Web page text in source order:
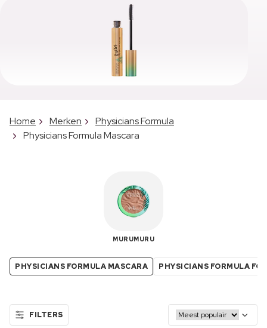
Home Merken
Physicians Formula
Physicians Formula Mascara
MURUMURU
PHYSICIANS FORMULA MASCARA PHYSICIANS FORMULA
FILTERS